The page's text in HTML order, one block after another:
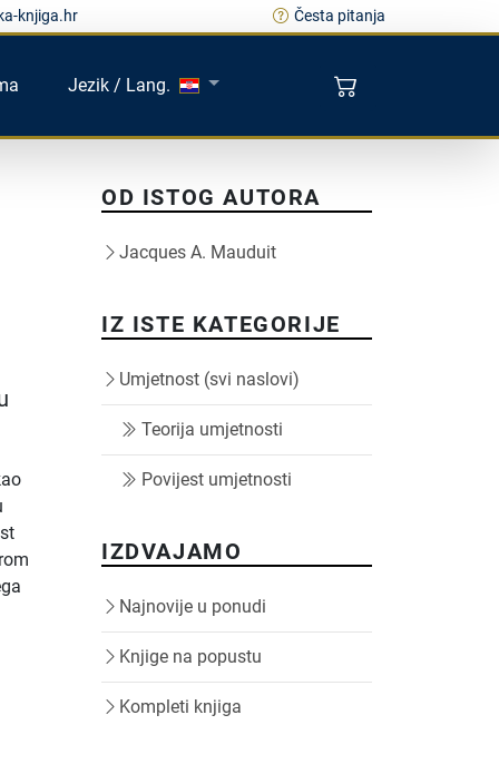
knjiga.hr Česta pitanja
Jezik / Lang.
OD ISTOG AUTORA
Jacques A. Mauduit
IZ ISTE KATEGORIJE
Umjetnost (svi naslovi)
Teorija umjetnosti
Povijest umjetnosti
IZDVAJAMO
Najnovije u ponudi
Knjige na popustu
Kompleti knjiga